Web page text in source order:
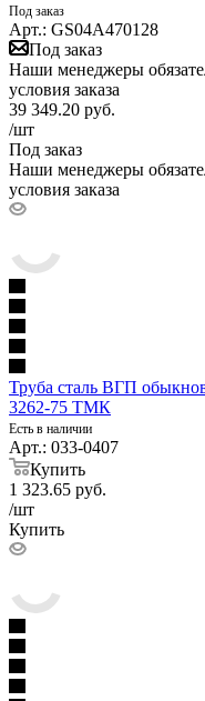
Под заказ
Арт.: GS04A470128
Под заказ
Наши менеджеры
условия заказа
39 349.20 руб.
/шт
Под заказ
Наши менеджеры
условия заказа
Труба сталь ВГП
3262-75 ТМК
Есть в наличии
Арт.: 033-0407
Купить
1 323.65 руб.
/шт
Купить